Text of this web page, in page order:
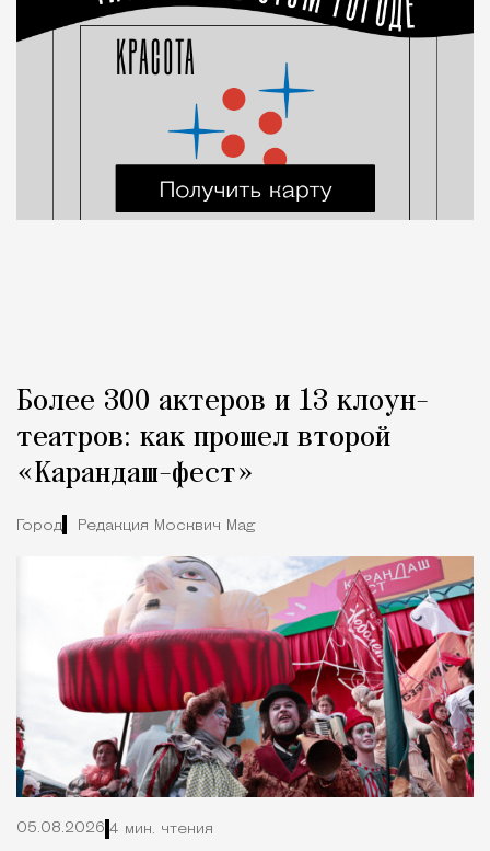
Более 300 актеров и 13 клоун-
театров: как прошел второй
«Карандаш-фест»
Город Редакция Москвич Mag
05.08.2026 4 мин. чтения